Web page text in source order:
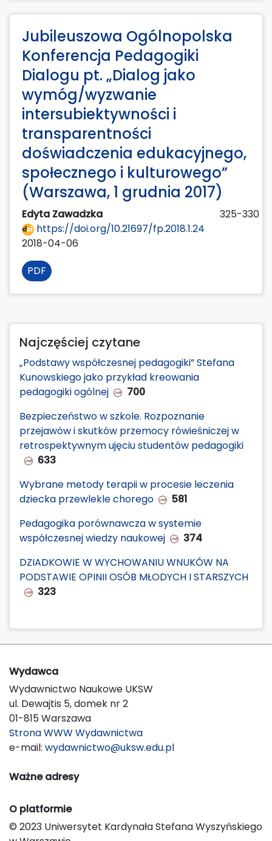
Jubileuszowa Ogólnopolska
Konferencja Pedagogiki
Dialogu pt. „Dialog jako
wymóg/wyzwanie
intersubiektywności i
transparentności
doświadczenia edukacyjnego,
społecznego i kulturowego”
(Warszawa, 1 grudnia 2017)
Edyta Zawadzka
325-330
https://doi.org/10.21697/fp.2018.1.24
2018-04-06
PDF
Najczęściej czytane
„Podstawy współczesnej pedagogiki” Stefana
Kunowskiego jako przykład kreowania
pedagogiki ogólnej
700
Bezpieczeństwo w szkole. Rozpoznanie
przejawów i skutków przemocy rówieśniczej w
retrospektywnym ujęciu studentów pedagogiki
633
Wybrane metody terapii w procesie leczenia
dziecka przewlekle chorego
581
Pedagogika porównawcza w systemie
współczesnej wiedzy naukowej
374
DZIADKOWIE W WYCHOWANIU WNUKÓW NA
PODSTAWIE OPINII OSÓB MŁODYCH I STARSZYCH
323
Wydawca
Wydawnictwo Naukowe UKSW
ul. Dewajtis 5, domek nr 2
01-815 Warszawa
Strona WWW Wydawnictwa
e-mail: wydawnictwo@uksw.edu.pl
Ważne adresy
O platformie
© 2023 Uniwersytet Kardynała Stefana Wyszyńskiego